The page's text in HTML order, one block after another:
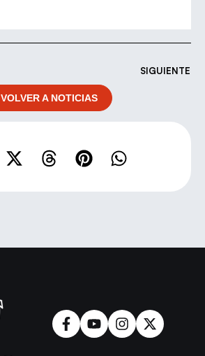
SIGUIENTE
VOLVER A NOTICIAS